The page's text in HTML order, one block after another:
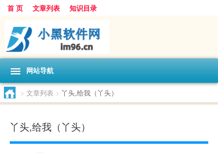
首 页 文章列表 知识目录
网站导航
> 文章列表 > 丫头,给我（丫头）
丫头,给我（丫头）